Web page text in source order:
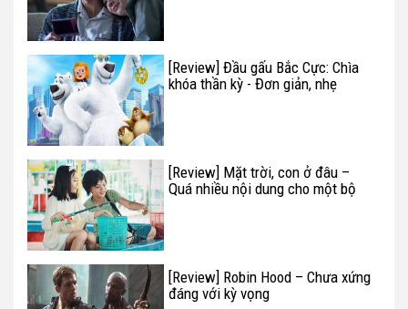
[Review] Đầu gấu Bắc Cực: Chìa
khóa thần kỳ - Đơn giản, nhẹ
[Review] Mặt trời, con ở đâu –
Quá nhiều nội dung cho một bộ
[Review] Robin Hood – Chưa xứng
đáng với kỳ vọng